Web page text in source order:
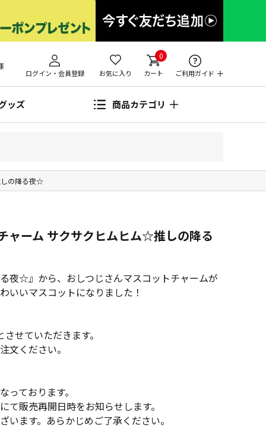
ログイン・会員登録 お気に入り
0
カート ご利用ガイド
ッズ 商品カテゴリ
しの降る夜☆
ャーム サクサクヒムヒム☆推しの降る
夜☆』から、おしつじさんマスコットチャームが
いいマスコットになりました！
させていただきます。
文ください。
っております。
て販売再開日時をお知らせします。
います。あらかじめご了承ください。